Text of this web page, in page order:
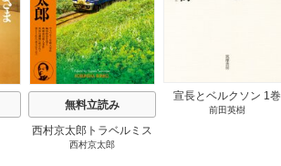
無料立読み
西村京太郎トラベルミス
テリー・セレクション 2
西村京太郎
宣長とベルクソン 1巻
前田英樹